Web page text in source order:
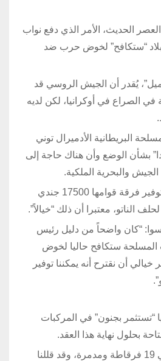
الحديث، الأمر الذي دفع نواب
“ستكافح” لخوض حرب ضد
يُقدر أن الجيش الروسي قد
من 2000 دبابة في الصراع في أوكرانيا، لكن لديه
البريطانية الأدميرال توني
بشأن الوضع وأن هناك حاجة إلى
والبحرية الملكية.
ورفض مجلس العموم توفير فرقة قوامها 17500 جندي
الناتو، معتبرا أن ذلك “خيالاً”.
“كان واضحاً من دليل رئيس
المسلحة ستكافح حاليا لخوض
أن نقترح أنه يمكننا توفير
“تستثمر بجنون” في المركبات
بحلول نهاية هذا العقد.
كما قال للنواب: “كنا في 19 فرقاطة ومدمرة، وقد قللنا